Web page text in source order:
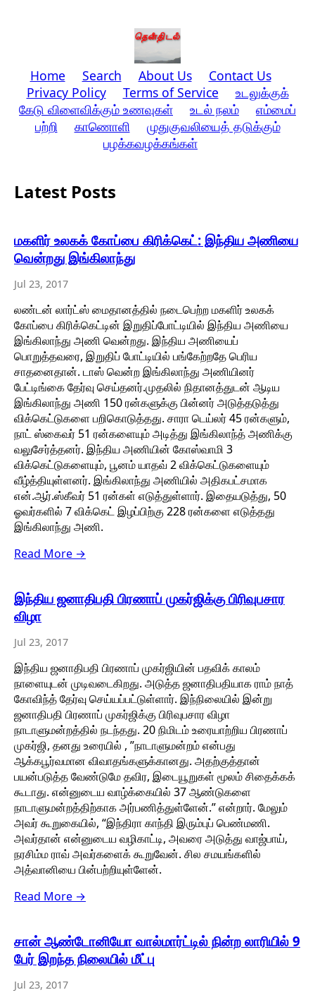
Home Search About Us
Contact Us
Privacy Policy
Terms of Service
உடலுக்குக்
கேடு விளைவிக்கும் உணவுகள்
உடல் நலம்
எம்மைப்
பற்றி
காணொளி
முதுகுவலியைத் தடுக்கும்
பழக்கவழக்கங்கள்
Latest Posts
மகளிர் உலகக் கோப்பை கிரிக்கெட்: இந்திய அணியை
வென்றது இங்கிலாந்து
Jul 23, 2017
லண்டன் லார்ட்ஸ் மைதானத்தில் நடைபெற்ற மகளிர் உலகக்
கோப்பை கிரிக்கெட்டின் இறுதிப்போட்டியில் இந்திய அணியை
இங்கிலாந்து அணி வென்றது. இந்திய அணியைப்
பொறுத்தவரை, இறுதிப் போட்டியில் பங்கேற்றதே பெரிய
சாதனைதான். டாஸ் வென்ற இங்கிலாந்து அணியினர்
பேட்டிங்கை தேர்வு செய்தனர்.முதலில் நிதானத்துடன் ஆடிய
இங்கிலாந்து அணி 150 ரன்களுக்கு பின்னர் அடுத்தடுத்து
விக்கெட்டுகளை பறிகொடுத்தது. சாரா டெய்லர் 45 ரன்களும்,
நாட் ஸ்கைவர் 51 ரன்களையும் அடித்து இங்கிலாந்த் அணிக்கு
வலுசேர்த்தனர். இந்திய அணியின் கோஸ்வாமி 3
விக்கெட்டுகளையும், பூனம் யாதவ் 2 விக்கெட்டுகளையும்
வீழ்த்தியுள்ளனர். இங்கிலாந்து அணியில் அதிகபட்சமாக
என்.ஆர்.ஸ்கீவர் 51 ரன்கள் எடுத்துள்ளார். இதையடுத்து, 50
ஓவர்களில் 7 விக்கெட் இழப்பிற்கு 228 ரன்களை எடுத்தது
இங்கிலாந்து அணி.
Read More →
இந்திய ஜனாதிபதி பிரணாப் முகர்ஜிக்கு பிரிவுபசார
விழா
Jul 23, 2017
இந்திய ஜனாதிபதி பிரணாப் முகர்ஜியின் பதவிக் காலம்
நாளையுடன் முடிவடைகிறது. அடுத்த ஜனாதிபதியாக ராம் நாத்
கோவிந்த் தேர்வு செய்யப்பட்டுள்ளார். இந்நிலையில் இன்று
ஜனாதிபதி பிரணாப் முகர்ஜிக்கு பிரிவுபசார விழா
நாடாளுமன்றத்தில் நடந்தது. 20 நிமிடம் உரையாற்றிய பிரணாப்
முகர்ஜி, தனது உரையில் , ”நாடாளுமன்றம் என்பது
ஆக்கபூர்வமான விவாதங்களுக்கானது. அதற்குத்தான்
பயன்படுத்த வேண்டுமே தவிர, இடையூறுகள் மூலம் சிதைக்கக்
கூடாது. என்னுடைய வாழ்க்கையில் 37 ஆண்டுகளை
நாடாளுமன்றத்திற்காக அர்பணித்துள்ளேன்.” என்றார். மேலும்
அவர் கூறுகையில், “இந்திரா காந்தி இரும்புப் பெண்மணி.
அவர்தான் என்னுடைய வழிகாட்டி, அவரை அடுத்து வாஜ்பாய்,
நரசிம்ம ராவ் அவர்களைக் கூறுவேன். சில சமயங்களில்
அத்வானியை பின்பற்றியுள்ளேன்.
Read More →
சான் ஆண்டோனியோ வால்மார்ட்டில் நின்ற லாரியில் 9
பேர் இறந்த நிலையில் மீட்பு
Jul 23, 2017